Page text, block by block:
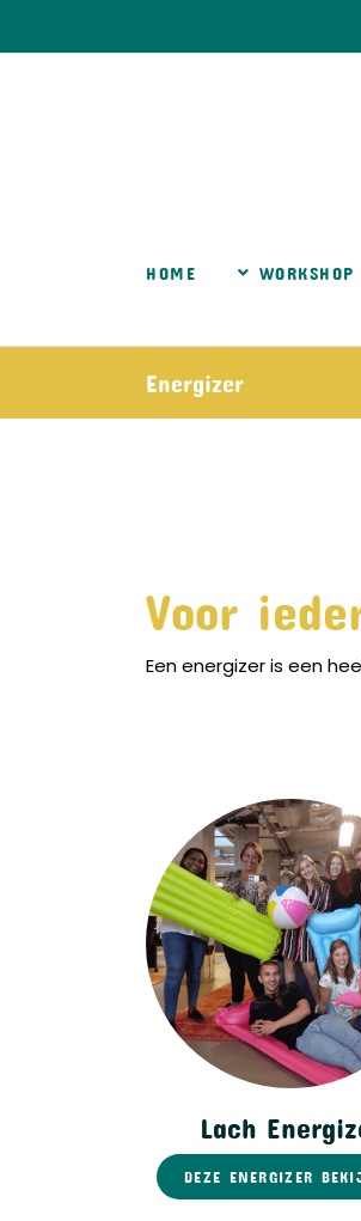
HOME WORKSHOP
Energizer
Voor
Een energizer is een
Lach
DEZE ENERGIZER